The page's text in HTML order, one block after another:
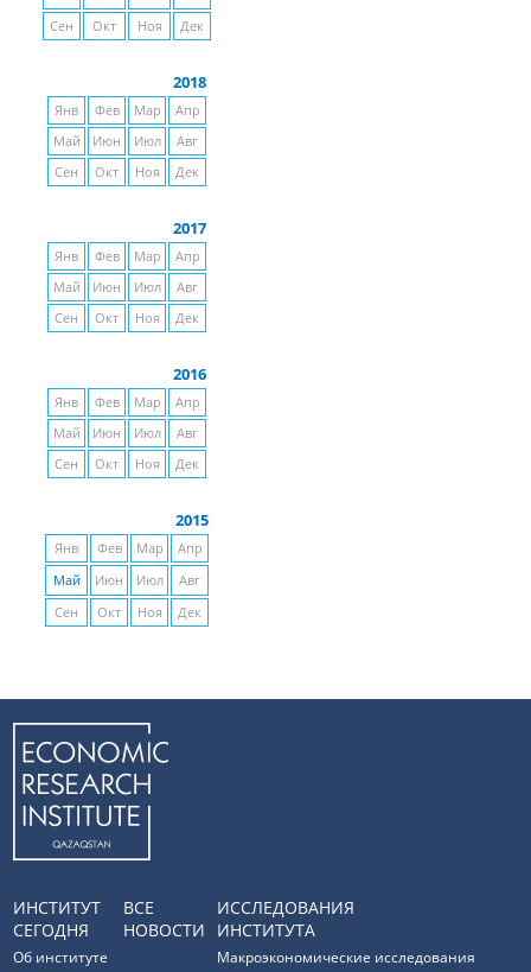
Сен
Окт Ноя Дек
2018
Янв Фев Мар
Апр
Май
Июн Июл
Авг
Сен
Окт Ноя Дек
2017
Янв Фев Мар
Апр
Май
Июн Июл
Авг
Сен
Окт Ноя Дек
2016
Янв Фев Мар
Апр
Май
Июн Июл
Авг
Сен
Окт Ноя Дек
2015
Янв Фев Мар
Апр
Май
Июн Июл
Авг
Сен
Окт Ноя Дек
ИНСТИТУТ
СЕГОДНЯ
Об институте
ВСЕ
НОВОСТИ
ИССЛЕДОВАНИЯ
ИНСТИТУТА
Макроэкономические исследования